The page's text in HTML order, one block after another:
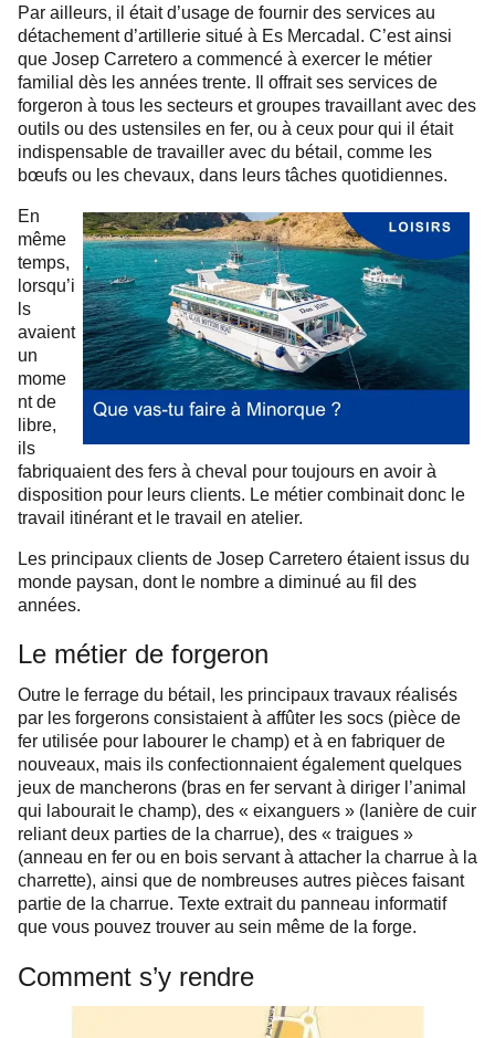
Par ailleurs, il était d’usage de fournir des services au
détachement d’artillerie situé à Es Mercadal. C’est ainsi
que Josep Carretero a commencé à exercer le métier
familial dès les années trente. Il offrait ses services de
forgeron à tous les secteurs et groupes travaillant avec des
outils ou des ustensiles en fer, ou à ceux pour qui il était
indispensable de travailler avec du bétail, comme les
bœufs ou les chevaux, dans leurs tâches quotidiennes.
En
même
temps,
lorsqu’i
ls
avaient
un
mome
nt de
libre,
ils
fabriquaient des fers à cheval pour toujours en avoir à
disposition pour leurs clients. Le métier combinait donc le
travail itinérant et le travail en atelier.
Les principaux clients de Josep Carretero étaient issus du
monde paysan, dont le nombre a diminué au fil des
années.
Le métier de forgeron
Outre le ferrage du bétail, les principaux travaux réalisés
par les forgerons consistaient à affûter les socs (pièce de
fer utilisée pour labourer le champ) et à en fabriquer de
nouveaux, mais ils confectionnaient également quelques
jeux de mancherons (bras en fer servant à diriger l’animal
qui labourait le champ), des « eixanguers » (lanière de cuir
reliant deux parties de la charrue), des « traigues »
(anneau en fer ou en bois servant à attacher la charrue à la
charrette), ainsi que de nombreuses autres pièces faisant
partie de la charrue. Texte extrait du panneau informatif
que vous pouvez trouver au sein même de la forge.
Comment s’y rendre